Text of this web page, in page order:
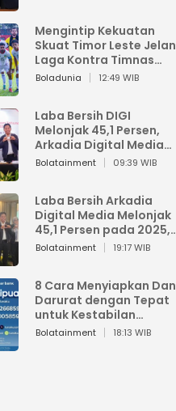
Mengintip Kekuatan
Skuat Timor Leste
Laga Kontra Timnas
Indonesia di Piala AFF
Boladunia 12:49 WIB
Laba Bersih DIGI
Melonjak 45,1 Persen,
Arkadia Digital Media
Perkuat Bisnis AI dan
Bolatainment 09:39 WIB
Laba Bersih Arkadia
Digital Media Melonjak
45,1 Persen pada 2025,
Sentuh Rp1,76 Miliar
Bolatainment 19:17 WIB
8 Cara Menyiapkan
Darurat dengan Tepat
untuk Kestabilan
Keuangan
Bolatainment 18:13 WIB